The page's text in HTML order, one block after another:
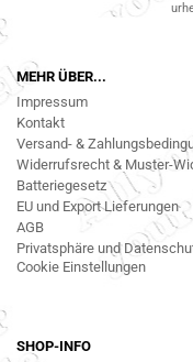
MEHR ÜBER...
Impressum
Kontakt
Versand- &
Widerrufsrecht & Muster-
Batteriegesetz
EU und Export Lieferungen
AGB
Privatsphäre und
Cookie Einstellungen
SHOP-INFO